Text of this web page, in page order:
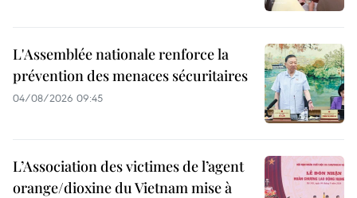
L'Assemblée nationale renforce la
prévention des menaces sécuritaires
04/08/2026 09:45
L’Association des victimes de l’agent
orange/dioxine du Vietnam mise à